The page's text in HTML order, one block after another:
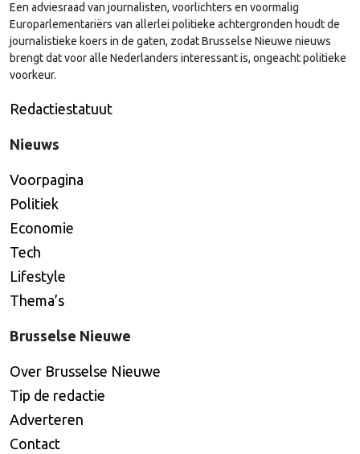
Continued
Een adviesraad van journalisten, voorlichters en voormalig
Europarlementariërs van allerlei politieke achtergronden houdt de
journalistieke koers in de gaten, zodat Brusselse Nieuwe nieuws
brengt dat voor alle Nederlanders interessant is, ongeacht politieke
voorkeur.
Redactiestatuut
Nieuws
Voorpagina
Politiek
Economie
Tech
Lifestyle
Thema’s
Brusselse Nieuwe
Over Brusselse Nieuwe
Tip de redactie
Adverteren
Contact